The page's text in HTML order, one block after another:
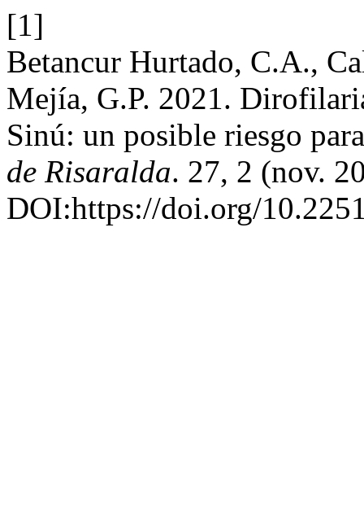
[1]
Betancur Hurtado, C.A.,
Mejía, G.P. 2021.
Sinú: un posible riesgo
de Risaralda. 27, 2 (nov.
DOI:https://doi.org/